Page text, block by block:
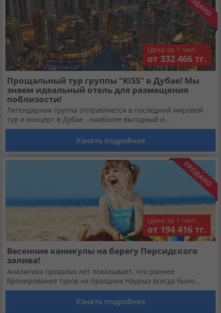
Цена за 1 чел:
от 332 466 тг.
Прощальный тур группы "KISS" в Дубае! Мы
знаем идеальный отель для размещения
поблизости!
Легендарная группа отправляется в последний мировой
тур и концерт в Дубае - наиболее выгодный и...
Узнать подробнее
Цена за 1 чел:
от 194 416 тг.
Весенние каникулы на берегу Персидского
залива!
Аналитика прошлых лет показывает, что раннее
бронирование туров на праздник Наурыз всегда было...
Узнать подробнее